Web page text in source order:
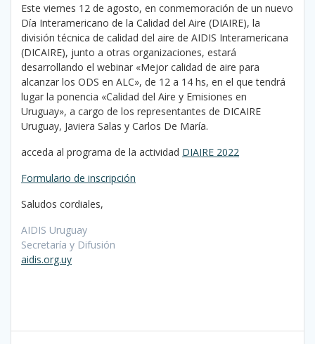
Este viernes 12 de agosto, en conmemoración de un nuevo
Día Interamericano de la Calidad del Aire (DIAIRE), la
división técnica de calidad del aire de AIDIS Interamericana
(DICAIRE), junto a otras organizaciones, estará
desarrollando el webinar «Mejor calidad de aire para
alcanzar los ODS en ALC», de 12 a 14 hs, en el que tendrá
lugar la ponencia «Calidad del Aire y Emisiones en
Uruguay», a cargo de los representantes de DICAIRE
Uruguay, Javiera Salas y Carlos De María.
acceda al programa de la actividad DIAIRE 2022
Formulario de inscripción
Saludos cordiales,
AIDIS Uruguay
Secretaría y Difusión
aidis.org.uy